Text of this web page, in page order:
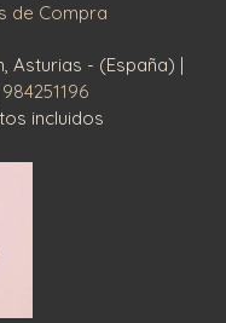
de Compra
Asturias - (España) |
984251196
incluidos